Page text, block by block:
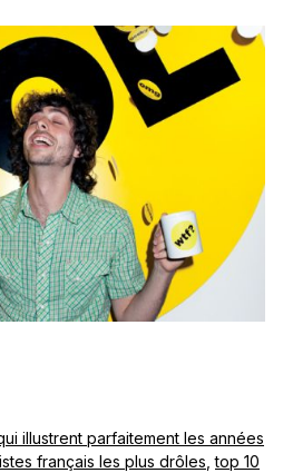
illustrent parfaitement les années
français les plus drôles,top 10